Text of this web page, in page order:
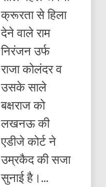
क्रूरता से हिला
देने वाले राम
निरंजन उर्फ
राजा कोलंदर व
उसके साले
बक्षराज को
लखनऊ की
एडीजे कोर्ट ने
उम्रकैद की सजा
सुनाई है।...